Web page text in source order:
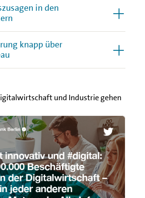
in den
knapp über
und Industrie gehen